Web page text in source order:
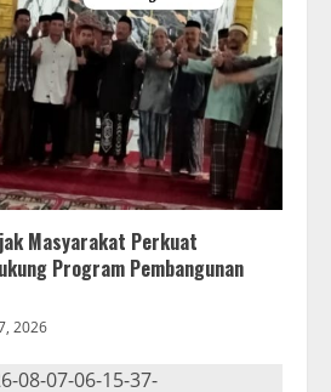
Masyarakat Perkuat
Program Pembangunan
2026